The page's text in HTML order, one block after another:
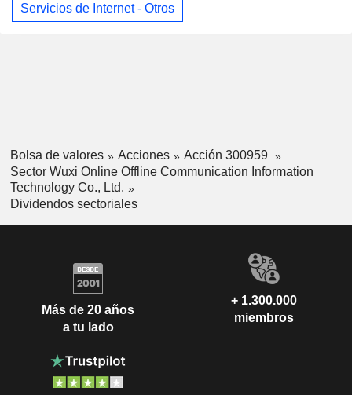
Servicios de Internet - Otros
Bolsa de valores Acciones
Acción 300959
Sector Wuxi Online Offline Communication Information
Technology Co., Ltd.
Dividendos sectoriales
Más de 20 años
a tu lado
+ 1.300.000
miembros